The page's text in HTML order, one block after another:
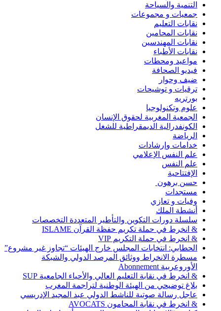
التنمية والسياحة
جمعيات و مجموعات
نقابات التعليم
نقابات المحامين
نقابات المهندسين
نقابات الأطباء
مواعيد ومحطات
فيديو الصحافة
ضيف وحوار
ترقيات و توشيحات
بورتريه
علوم وتكنولوجيا
الجمعية المغربية لحقوق الإنسان
الكونفدرالية الديمقراطية للشغل
الرياضة
خدامات وإرشادات
علم النفس الإعلامي
علم النفس
الإفتتاحية
حسن برهون
مستجدات
وفيات و تعازي
أنشطة الملك
سلسلة دورات التكوين والتأطير المتعددة التخصصات
& انخرط في حملة تكريم حفظة القرآن ISLAME
& انخرط في حملة التكريم VIP
الحطابي: انتخابات المجلس خارج الهيئات “تجاوز غير مشروع”
مسطرة الانخراط ووثائق المرصد الدولي والشبكة
الأوروعربية Abonnement
& انخرط في نقابة التعليم العالي والأحياء الجامعية SUP
بلاغ توضيحي من الهيئة الوطنية لتراجمة المغرب
عاجل رسالة صوتية للناشط الدولي عبد المجيد الإدريسي
& انخرط في نقابة المحامون AVOCATS